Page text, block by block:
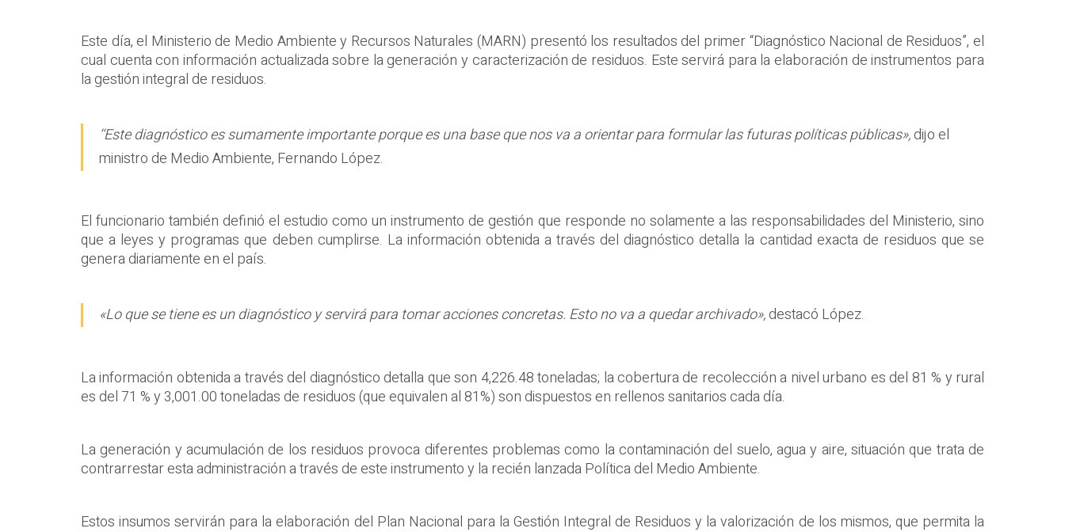
Este día, el Ministerio de Medio Ambiente y Recursos Naturales (MARN) presentó los resultados del primer “Diagnóstico Nacional de Residuos”, el
cual cuenta con información actualizada sobre la generación y caracterización de residuos. Este servirá para la elaboración de instrumentos para
la gestión integral de residuos.
‘‘Este diagnóstico es sumamente importante porque es una base que nos va a orientar para formular las futuras políticas públicas»,dijo el
ministro de Medio Ambiente, Fernando López.
El funcionario también definió el estudio como un instrumento de gestión que responde no solamente a las responsabilidades del Ministerio, sino
que a leyes y programas que deben cumplirse. La información obtenida a través del diagnóstico detalla la cantidad exacta de residuos que se
genera diariamente en el país.
«Lo que se tiene es un diagnóstico y servirá para tomar acciones concretas. Esto no va a quedar archivado»,destacó López.
La información obtenida a través del diagnóstico detalla que son 4,226.48 toneladas; la cobertura de recolección a nivel urbano es del 81 % y rural
es del 71 % y 3,001.00 toneladas de residuos (que equivalen al 81%) son dispuestos en rellenos sanitarios cada día.
La generación y acumulación de los residuos provoca diferentes problemas como la contaminación del suelo, agua y aire, situación que trata de
contrarrestar esta administración a través de este instrumento y la recién lanzada Política del Medio Ambiente.
Estos insumos servirán para la elaboración del Plan Nacional para la Gestión Integral de Residuos y la valorización de los mismos, que permita la